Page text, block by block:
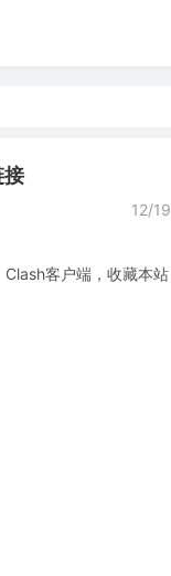
12/19
客户端，收藏本站